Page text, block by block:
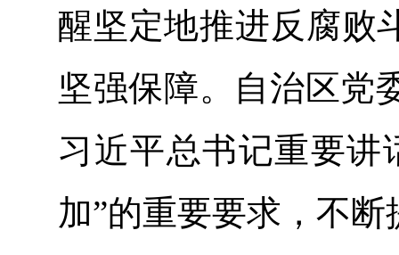
醒坚定地推进反腐败
坚强保障。自治区党
习近平总书记重要讲
加”的重要要求，不